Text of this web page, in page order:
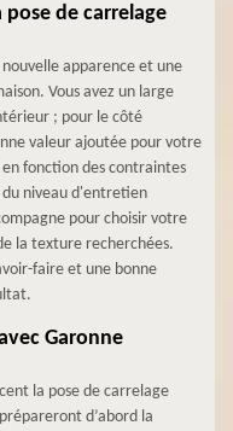
de carrelage
apparence et une
Vous avez un large
; pour le côté
valeur ajoutée pour votre
fonction des contraintes
niveau d'entretien
pour choisir votre
la texture recherchées.
faire et une bonne
Garonne
la pose de carrelage
d’abord la